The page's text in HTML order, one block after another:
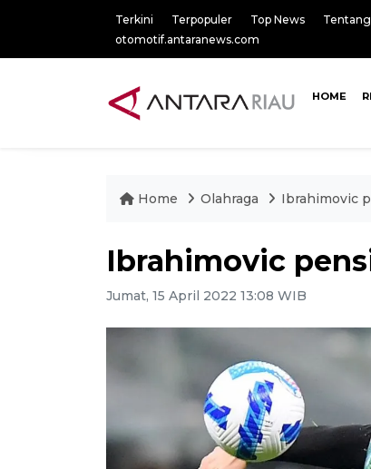
Terkini Terpopuler Top News
otomotif.antaranews.com
HOME
Home Olahraga Ibrahimovic
Ibrahimovic
Jumat, 15 April 2022 13:08 WIB